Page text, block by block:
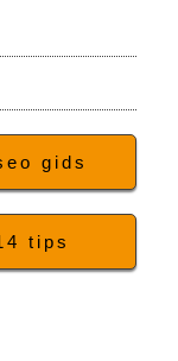
gids
tips